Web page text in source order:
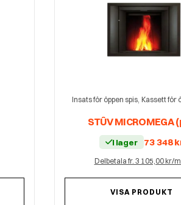
Insats för öppen spis, Kassett för
STÛV MICROMEGA
I lager 73 348
Delbetala fr. 3 105,00 kr/
VISA PRODUKT